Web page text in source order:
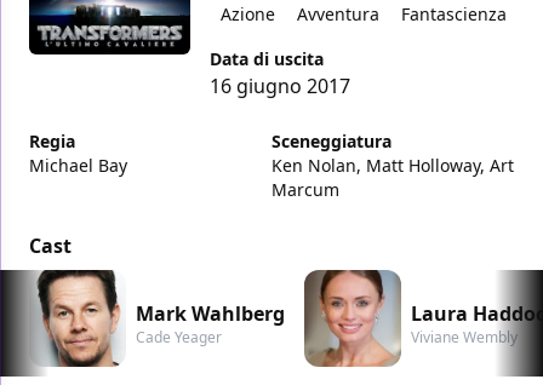
Azione Avventura
Fantascienza
Data di uscita
16 giugno 2017
Regia
Michael Bay
Sceneggiatura
Ken Nolan, Matt Holloway, Art
Marcum
Cast
Mark Wahlberg
Cade Yeager
Laura
Viviane Wembly